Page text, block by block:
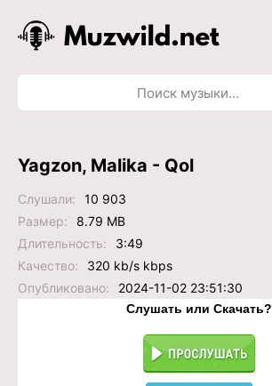
Yagzon, Malika - Qol
Слушали:
10 903
Размер:
8.79 MB
Длительность:
3:49
Качество:
320 kb/s kbps
Опубликовано:
2024-11-02 23:51:30
Слушать или Скачать?